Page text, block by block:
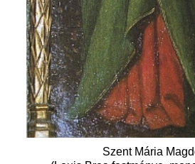
Szent Mária